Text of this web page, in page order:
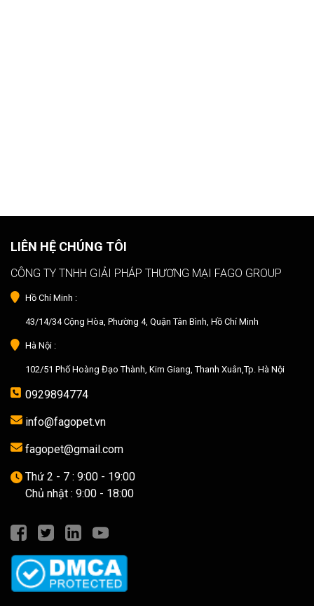
LIÊN HỆ CHÚNG TÔI
CÔNG TY TNHH GIẢI PHÁP THƯƠNG MẠI FAGO GROUP
Hồ Chí Minh :
43/14/34 Cộng Hòa, Phường 4, Quận Tân Bình, Hồ Chí Minh
Hà Nội :
102/51 Phố Hoàng Đạo Thành, Kim Giang, Thanh Xuân,Tp. Hà Nội
0929894774
info@fagopet.vn
fagopet@gmail.com
Thứ 2 - 7 : 9:00 - 19:00
Chủ nhật : 9:00 - 18:00